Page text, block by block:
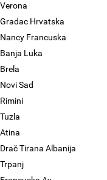
Hrvatska
Francuska
Luka
Sad
Tirana Albanija